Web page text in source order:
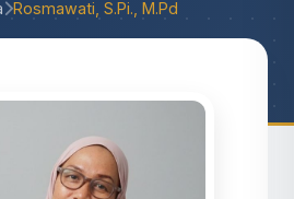
Rosmawati, S.Pi., M.Pd